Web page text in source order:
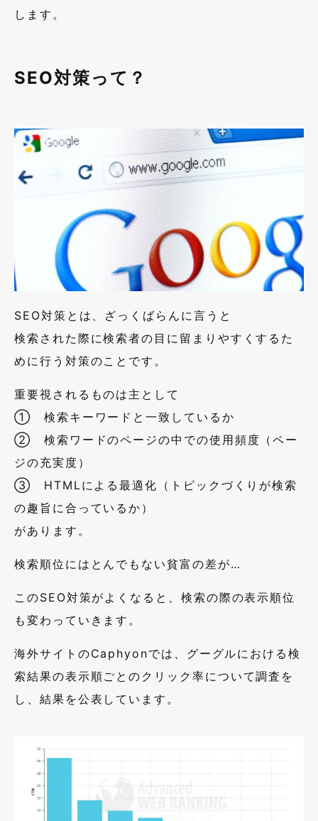
します。
SEO対策って？
SEO対策とは、ざっくばらんに言うと
検索された際に検索者の目に留まりやすくするた
めに行う対策のことです。
重要視されるものは主として
① 検索キーワードと一致しているか
② 検索ワードのページの中での使用頻度（ペー
ジの充実度）
③ HTMLによる最適化（トピックづくりが検索
の趣旨に合っているか）
があります。
検索順位にはとんでもない貧富の差が…
このSEO対策がよくなると、検索の際の表示順位
も変わっていきます。
海外サイトのCaphyonでは、グーグルにおける検
索結果の表示順ごとのクリック率について調査を
し、結果を公表しています。